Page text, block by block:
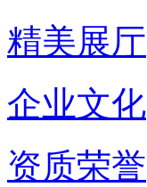
精美展厅
企业文化
资质荣誉